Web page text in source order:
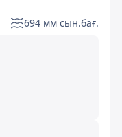
694 мм сын.бағ.